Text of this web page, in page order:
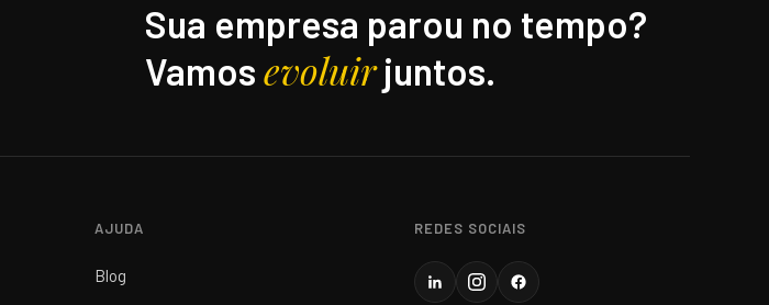
Sua empresa parou no tempo?
Vamosevoluirjuntos.
AJUDA
Blog
REDES SOCIAIS